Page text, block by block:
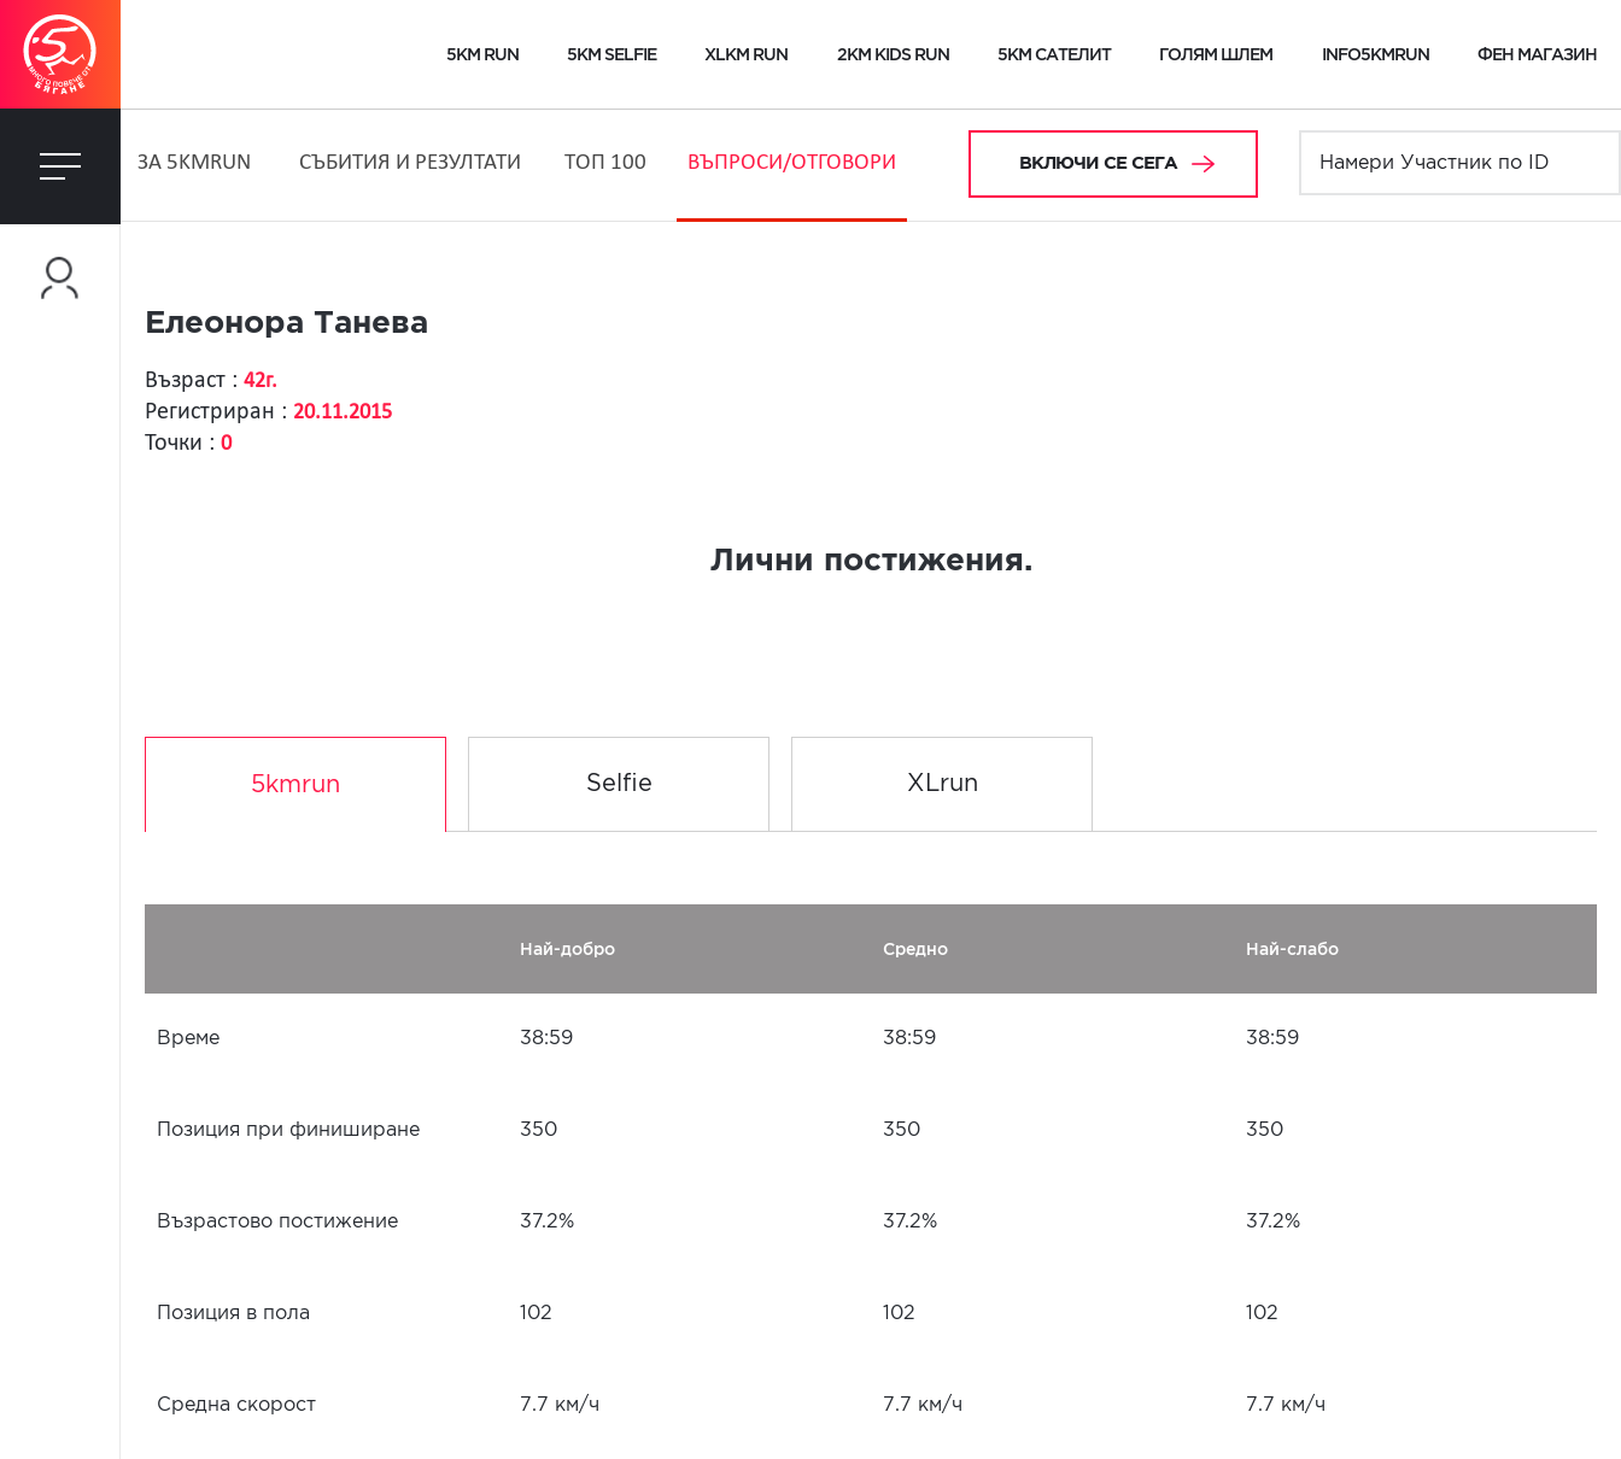
5KM RUN 5KM SELFIE XLKM RUN 2KM KIDS RUN 5KM САТЕЛИТ ГОЛЯМ ШЛЕМ INFO5KMRUN ФЕН МАГАЗИН
ЗA 5KMRUN СЪБИТИЯ И РЕЗУЛТАТИ ТОП 100 ВЪПРОСИ/ОТГОВОРИ ВКЛЮЧИ СЕ СЕГА
Елеонора Танева
Възраст : 42г.
Регистриран : 20.11.2015
Точки : 0
Лични постижения.
5kmrun Selfie XLrun
Най-добро Средно Най-слабо
Време 38:59 38:59 38:59
Позиция при финиширане 350 350 350
Възрастово постижение 37.2% 37.2% 37.2%
Позиция в пола 102 102 102
Средна скорост 7.7 км/ч 7.7 км/ч 7.7 км/ч